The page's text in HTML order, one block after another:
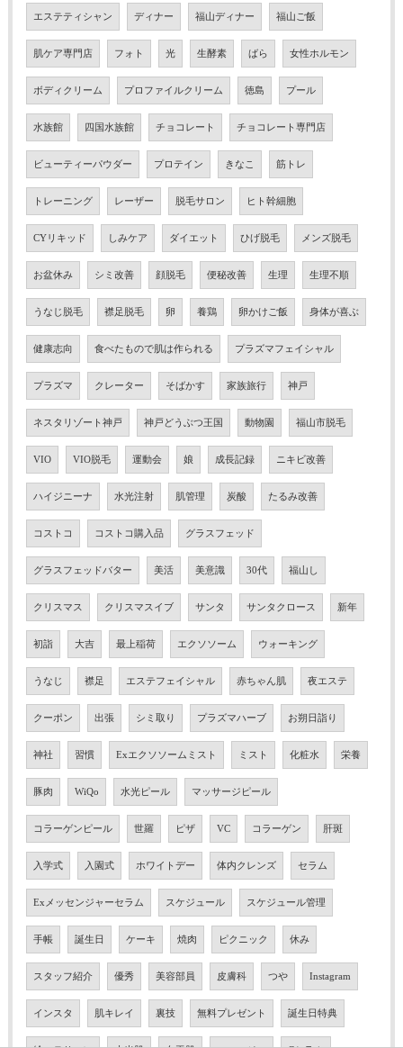
エステティシャン ディナー 福山ディナー 福山ご飯
肌ケア専門店 フォト 光 生酵素 ばら 女性ホルモン
ボディクリーム プロファイルクリーム 徳島 プール
水族館 四国水族館 チョコレート チョコレート専門店
ビューティーパウダー プロテイン きなこ 筋トレ
トレーニング レーザー 脱毛サロン ヒト幹細胞
CYリキッド しみケア ダイエット ひげ脱毛 メンズ脱毛
お盆休み シミ改善 顔脱毛 便秘改善 生理 生理不順
うなじ脱毛 襟足脱毛 卵 養鶏 卵かけご飯 身体が喜ぶ
健康志向 食べたもので肌は作られる プラズマフェイシャル
プラズマ クレーター そばかす 家族旅行 神戸
ネスタリゾート神戸 神戸どうぶつ王国 動物園 福山市脱毛
VIO VIO脱毛 運動会 娘 成長記録 ニキビ改善
ハイジニーナ 水光注射 肌管理 炭酸 たるみ改善
コストコ コストコ購入品 グラスフェッド
グラスフェッドバター 美活 美意識 30代 福山し
クリスマス クリスマスイブ サンタ サンタクロース 新年
初詣 大吉 最上稲荷 エクソソーム ウォーキング
うなじ 襟足 エステフェイシャル 赤ちゃん肌 夜エステ
クーポン 出張 シミ取り プラズマハーブ お朔日詣り
神社 習慣 Exエクソソームミスト ミスト 化粧水 栄養
豚肉 WiQo 水光ピール マッサージピール
コラーゲンピール 世羅 ピザ VC コラーゲン 肝斑
入学式 入園式 ホワイトデー 体内クレンズ セラム
Exメッセンジャーセラム スケジュール スケジュール管理
手帳 誕生日 ケーキ 焼肉 ピクニック 休み
スタッフ紹介 優秀 美容部員 皮膚科 つや Instagram
インスタ 肌キレイ 裏技 無料プレゼント 誕生日特典